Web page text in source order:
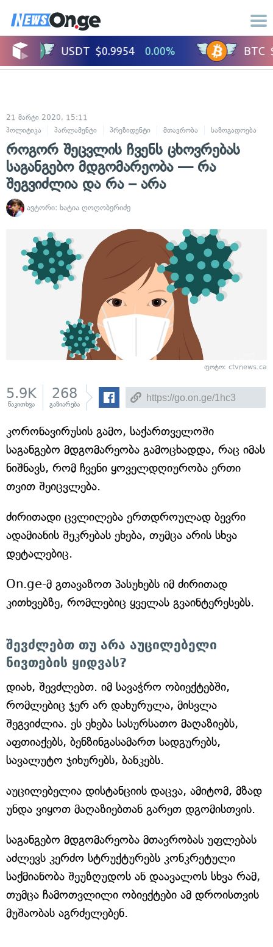
21 მარტი 2020, 15:11
პოლიტიკა
პარლამენტი პრეზიდენტი მთავრობა საზოგადოება
როგორ შეცვლის ჩვენს ცხოვრებას
საგანგებო მდგომარეობა — რა
შეგვიძლია და რა – არა
ავტორი: ხატია ღოღობერიძე
ფოტო: ctvnews.ca
5.9K
წაკითხვა
268
გაზიარება
კორონავირუსის გამო, საქართველოში
საგანგებო მდგომარეობა გამოცხადდა, რაც იმას
ნიშნავს, რომ ჩვენი ყოველდღიურობა ერთი
თვით შეიცვლება.
ძირითადი ცვლილება ერთდროულად ბევრი
ადამიანის შეკრებას ეხება, თუმცა არის სხვა
დეტალებიც.
On.ge-მ გთავაზოთ პასუხებს იმ ძირითად
კითხვებზე, რომლებიც ყველას გვაინტერესებს.
შევძლებთ თუ არა აუცილებელი
ნივთების ყიდვას?
დიახ, შევძლებთ. იმ სავაჭრო ობიექტებში,
რომლებიც ჯერ არ დახურულა, მისვლა
შეგვიძლია. ეს ეხება სასურსათო მაღაზიებს,
აფთიაქებს, ბენზინგასამართ სადგურებს,
სავალუტო ჯიხურებს, ბანკებს.
აუცილებელია დისტანციის დაცვა, ამიტომ, მზად
უნდა ვიყოთ მაღაზიებთან გარეთ დგომისთვის.
საგანგებო მდგომარეობა მთავრობას უფლებას
აძლევს კერძო სტრუქტურებს კონკრეტული
საქმიანობა შეუზღუდოს ან დაავალოს სხვა რამ,
თუმცა ჩამოთვლილი ობიექტები ამ დროისთვის
მუშაობას აგრძელებენ.